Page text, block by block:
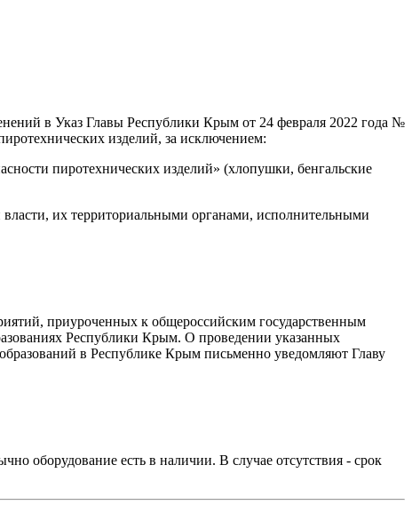
в Указ Главы Республики Крым от 24 февраля 2022 года №
изделий, за исключением:
пиротехнических изделий» (хлопушки, бенгальские
их территориальными органами, исполнительными
приуроченных к общероссийским государственным
Республики Крым. О проведении указанных
в Республике Крым письменно уведомляют Главу
оборудование есть в наличии. В случае отсутствия - срок